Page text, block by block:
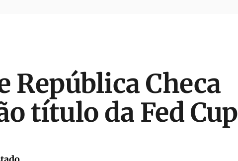
República Checa
título da Fed Cup